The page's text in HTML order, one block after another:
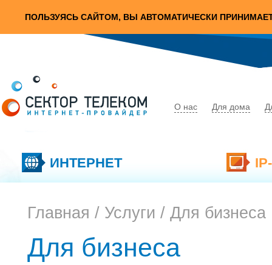
ПОЛЬЗУЯСЬ САЙТОМ, ВЫ АВТОМАТИЧЕСКИ
О нас Для дома
ИНТЕРНЕТ
Главная / Услуги / Для бизнеса
Для бизнеса